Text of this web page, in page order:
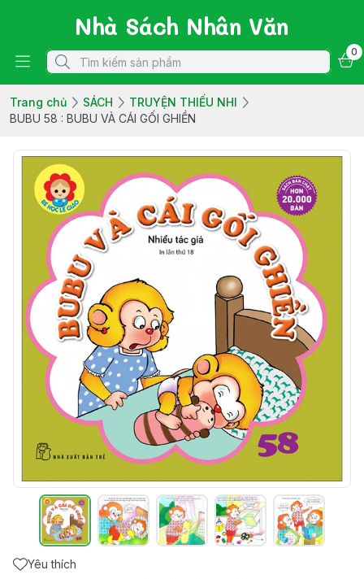
Nhà Sách Nhân Văn
0
Trang chủ SÁCH
TRUYỆN THIẾU NHI
BUBU 58 : BUBU VÀ CÁI GỐI GHIỀN
Yêu thích